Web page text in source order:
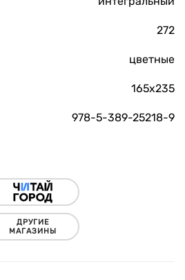
272
цветные
165х235
978-5-389-25218-9
ДРУГИЕ
МАГАЗИНЫ